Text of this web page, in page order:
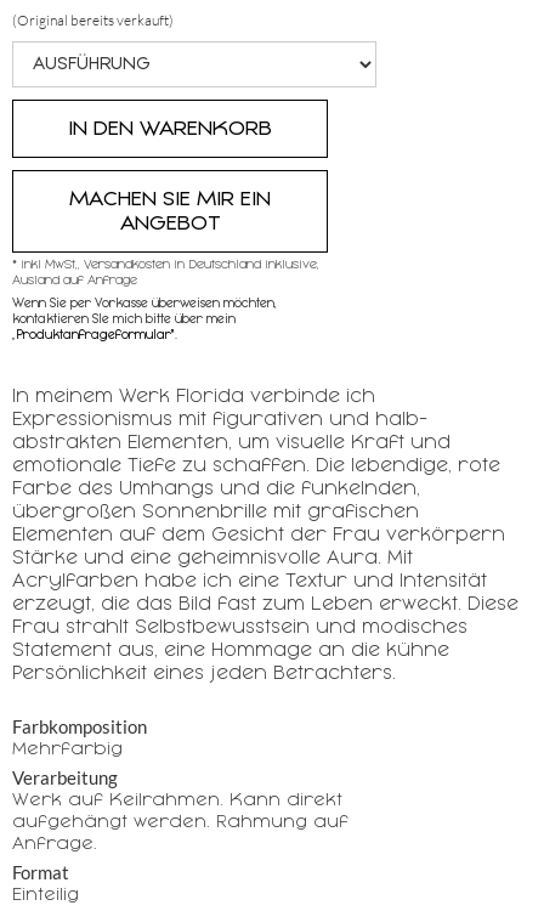
(Original bereits verkauft)
MACHEN SIE MIR EIN
ANGEBOT
* inkl MwSt,, Versandkosten in Deutschland inklusive,
Ausland auf Anfrage
Wenn Sie per Vorkasse überweisen möchten,
kontaktieren SIe mich bitte über mein
Produktanfrageformular"
In meinem Werk Florida verbinde ich
Expressionismus mit figurativen und halb-
abstrakten Elementen, um visuelle Kraft und
emotionale Tiefe zu schaffen. Die lebendige, rote
Farbe des Umhangs und die funkelnden,
übergroßen Sonnenbrille mit grafischen
Elementen auf dem Gesicht der Frau verkörpern
Stärke und eine geheimnisvolle Aura. Mit
Acrylfarben habe ich eine Textur und Intensität
erzeugt, die das Bild fast zum Leben erweckt. Diese
Frau strahlt Selbstbewusstsein und modisches
Statement aus, eine Hommage an die kühne
Persönlichkeit eines jeden Betrachters.
Farbkomposition
Mehrfarbig
Verarbeitung
Werk auf Keilrahmen. Kann direkt
aufgehängt werden. Rahmung auf
Anfrage.
Format
Einteilig